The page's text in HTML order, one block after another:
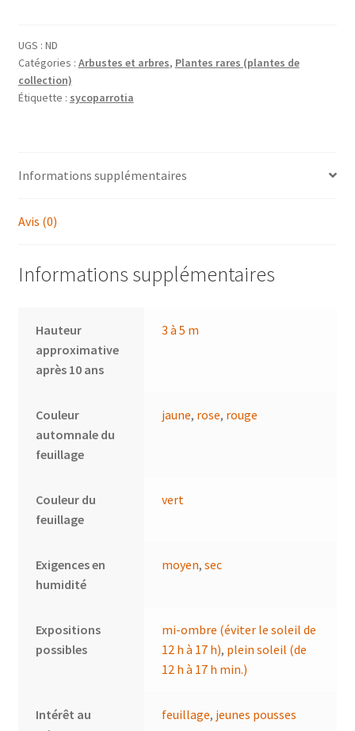
'Purple
Haze'
UGS : ND
Catégories : Arbustes et arbres, Plantes rares (plantes de
collection)
Étiquette : sycoparrotia
Informations supplémentaires
Avis (0)
Informations supplémentaires
Hauteur
approximative
après 10 ans
3 à 5 m
Couleur
automnale du
feuillage
jaune, rose, rouge
Couleur du
feuillage
vert
Exigences en
humidité
moyen,sec
Expositions
possibles
mi-ombre (éviter le soleil de
12 h à 17 h), plein soleil (de
12 h à 17 h min.)
Intérêt au
feuillage, jeunes pousses